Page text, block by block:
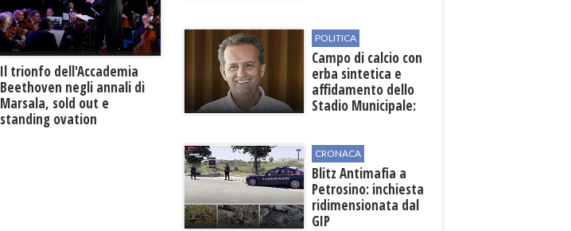
Il trionfo dell'Accademia
Beethoven negli annali di
Marsala, sold out e
standing ovation
manifestazione
POLITICA
Campo di calcio con
erba sintetica e
affidamento dello
Stadio Municipale:
CRONACA
Blitz Antimafia a
Petrosino: inchiesta
ridimensionata dal
GIP